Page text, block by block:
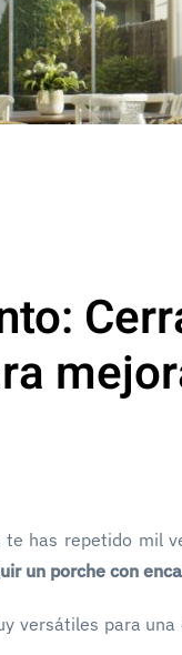
has repetido mil
un porche con
versátiles para